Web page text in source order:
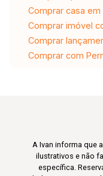
Comprar casa em
Comprar imóvel
Comprar
Comprar com
A Ivan informa que
ilustrativos e não
específica.